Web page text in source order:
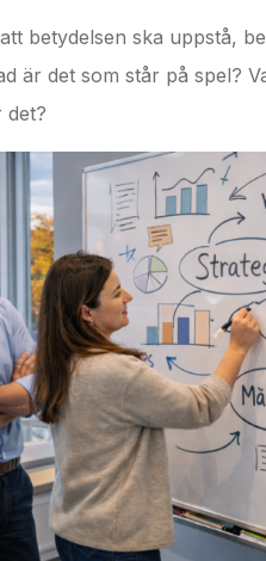
betydelsen ska uppstå,
är det som står på spel?
det?